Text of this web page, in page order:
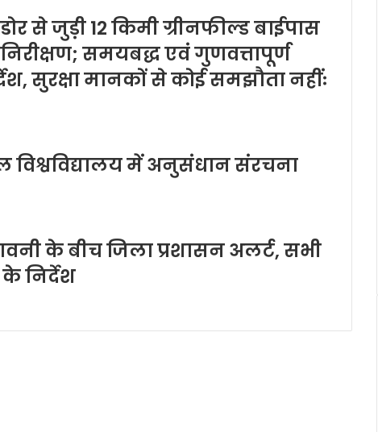
से जुड़ी 12 किमी ग्रीनफील्ड बाईपास
समयबद्ध एवं गुणवत्तापूर्ण
सुरक्षा मानकों से कोई समझौता नहींः
में अनुसंधान संरचना
के बीच जिला प्रशासन अलर्ट, सभी
निर्देश